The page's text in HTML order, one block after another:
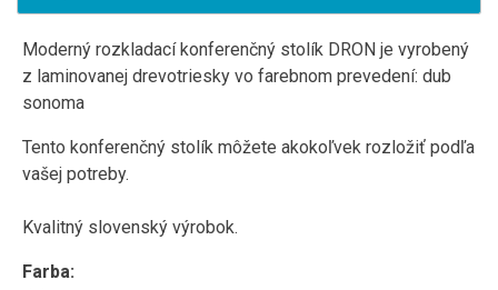
Moderný rozkladací konferenčný stolík DRON je vyrobený
z laminovanej drevotriesky vo farebnom prevedení: dub
sonoma
Tento konferenčný stolík môžete akokoľvek rozložiť podľa
vašej potreby.
Kvalitný slovenský výrobok.
Farba: